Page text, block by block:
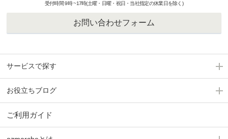
受付時間 9時 ~17時(土曜・日曜・祝日・当社指定の休業日を除く)
お問い合わせフォーム
サービスで探す
お役立ちブログ
ご利用ガイド